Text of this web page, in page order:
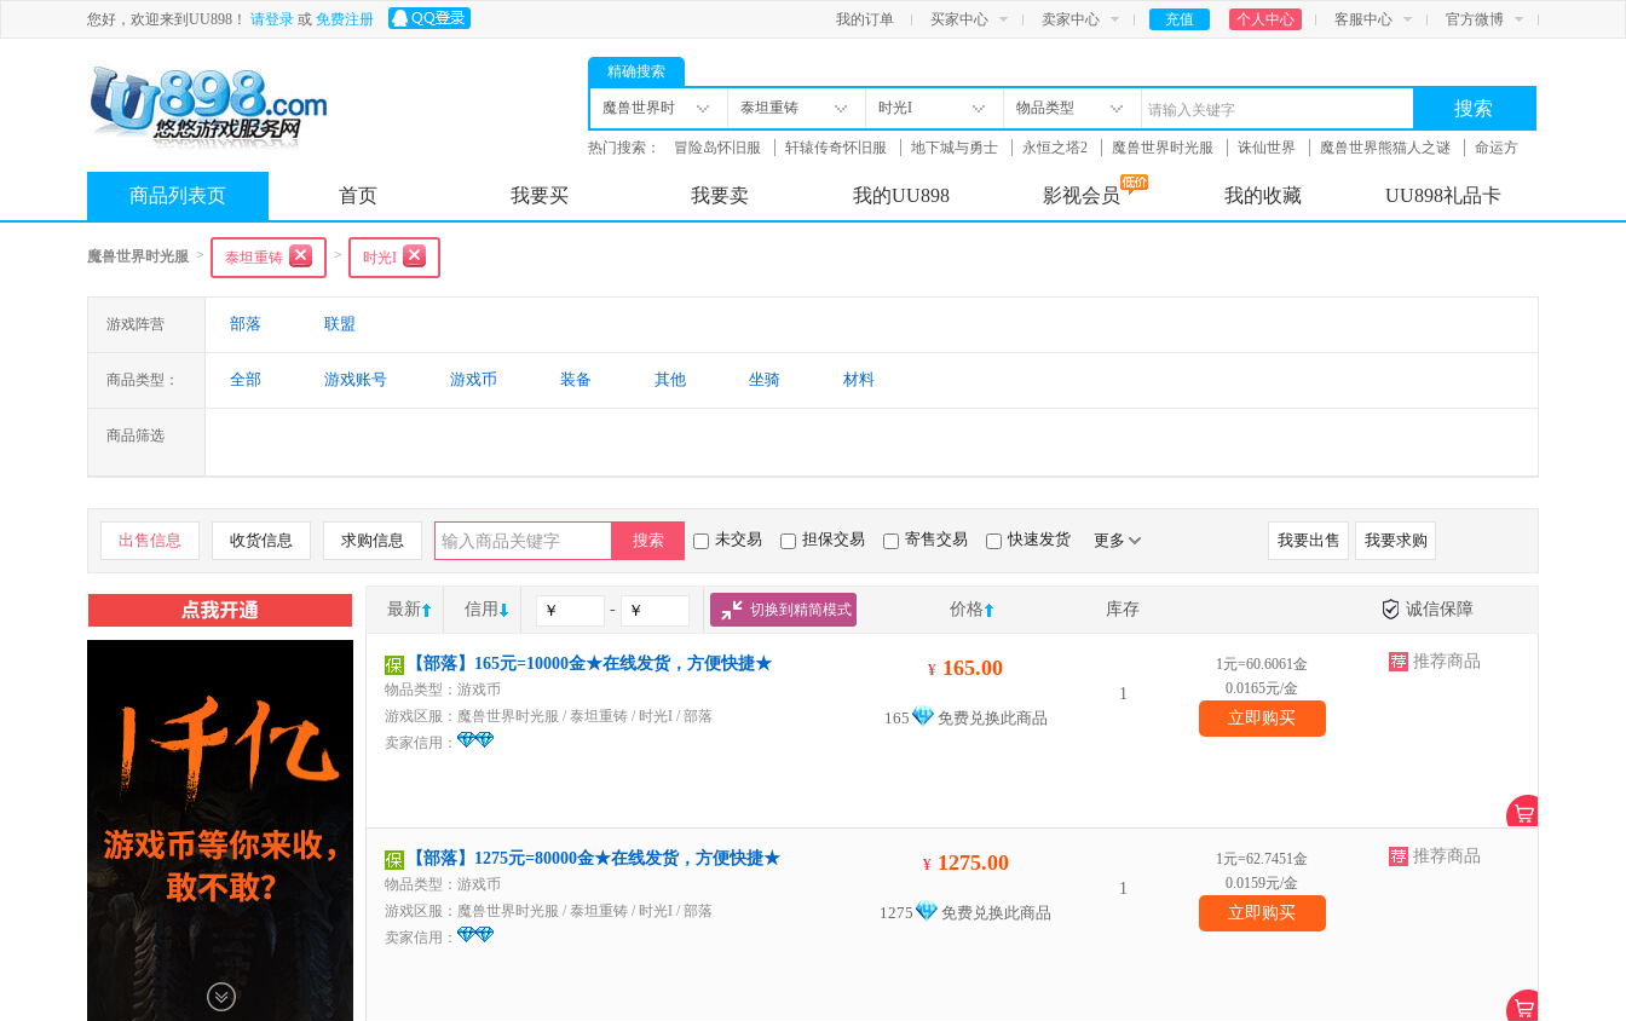
您好，欢迎来到UU898！ 请登录 或 免费注册 我的订单 买家中心 卖家中心 充值 个人中心 客服中心 官方微博
精确搜索
魔兽世界时
光服
泰坦重铸 时光I 物品类型 搜索
热门搜索： 冒险岛怀旧服 轩辕传奇怀旧服 地下城与勇士 永恒之塔2 魔兽世界时光服 诛仙世界 魔兽世界熊猫人之谜
命运方
商品列表页 首页 我要买 我要卖 我的UU898 影视会员 我的收藏 UU898礼品卡
魔兽世界时光服 > 泰坦重铸 > 时光I
游戏阵营 部落 联盟
商品类型： 全部 游戏账号 游戏币 装备 其他 坐骑 材料
商品筛选
我要出售 我要求购
出售信息 收货信息 求购信息 搜索 未交易 担保交易 寄售交易 快速发货 更多
最新 信用 - 切换到精简模式 价格 库存 诚信保障
【部落】165元=10000金★在线发货，方便快捷★
物品类型：游戏币
游戏区服： 魔兽世界时光服 / 泰坦重铸 / 时光I / 部落
卖家信用：
¥ 165.00
165 免费兑换此商品
1
1元=60.6061金
0.0165元/金
立即购买
推荐商品
【部落】1275元=80000金★在线发货，方便快捷★
物品类型：游戏币
游戏区服： 魔兽世界时光服 / 泰坦重铸 / 时光I / 部落
卖家信用：
¥1275.00
1275 免费兑换此商品
1
1元=62.7451金
0.0159元/金
立即购买
推荐商品